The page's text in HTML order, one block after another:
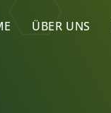
ÜBER UNS